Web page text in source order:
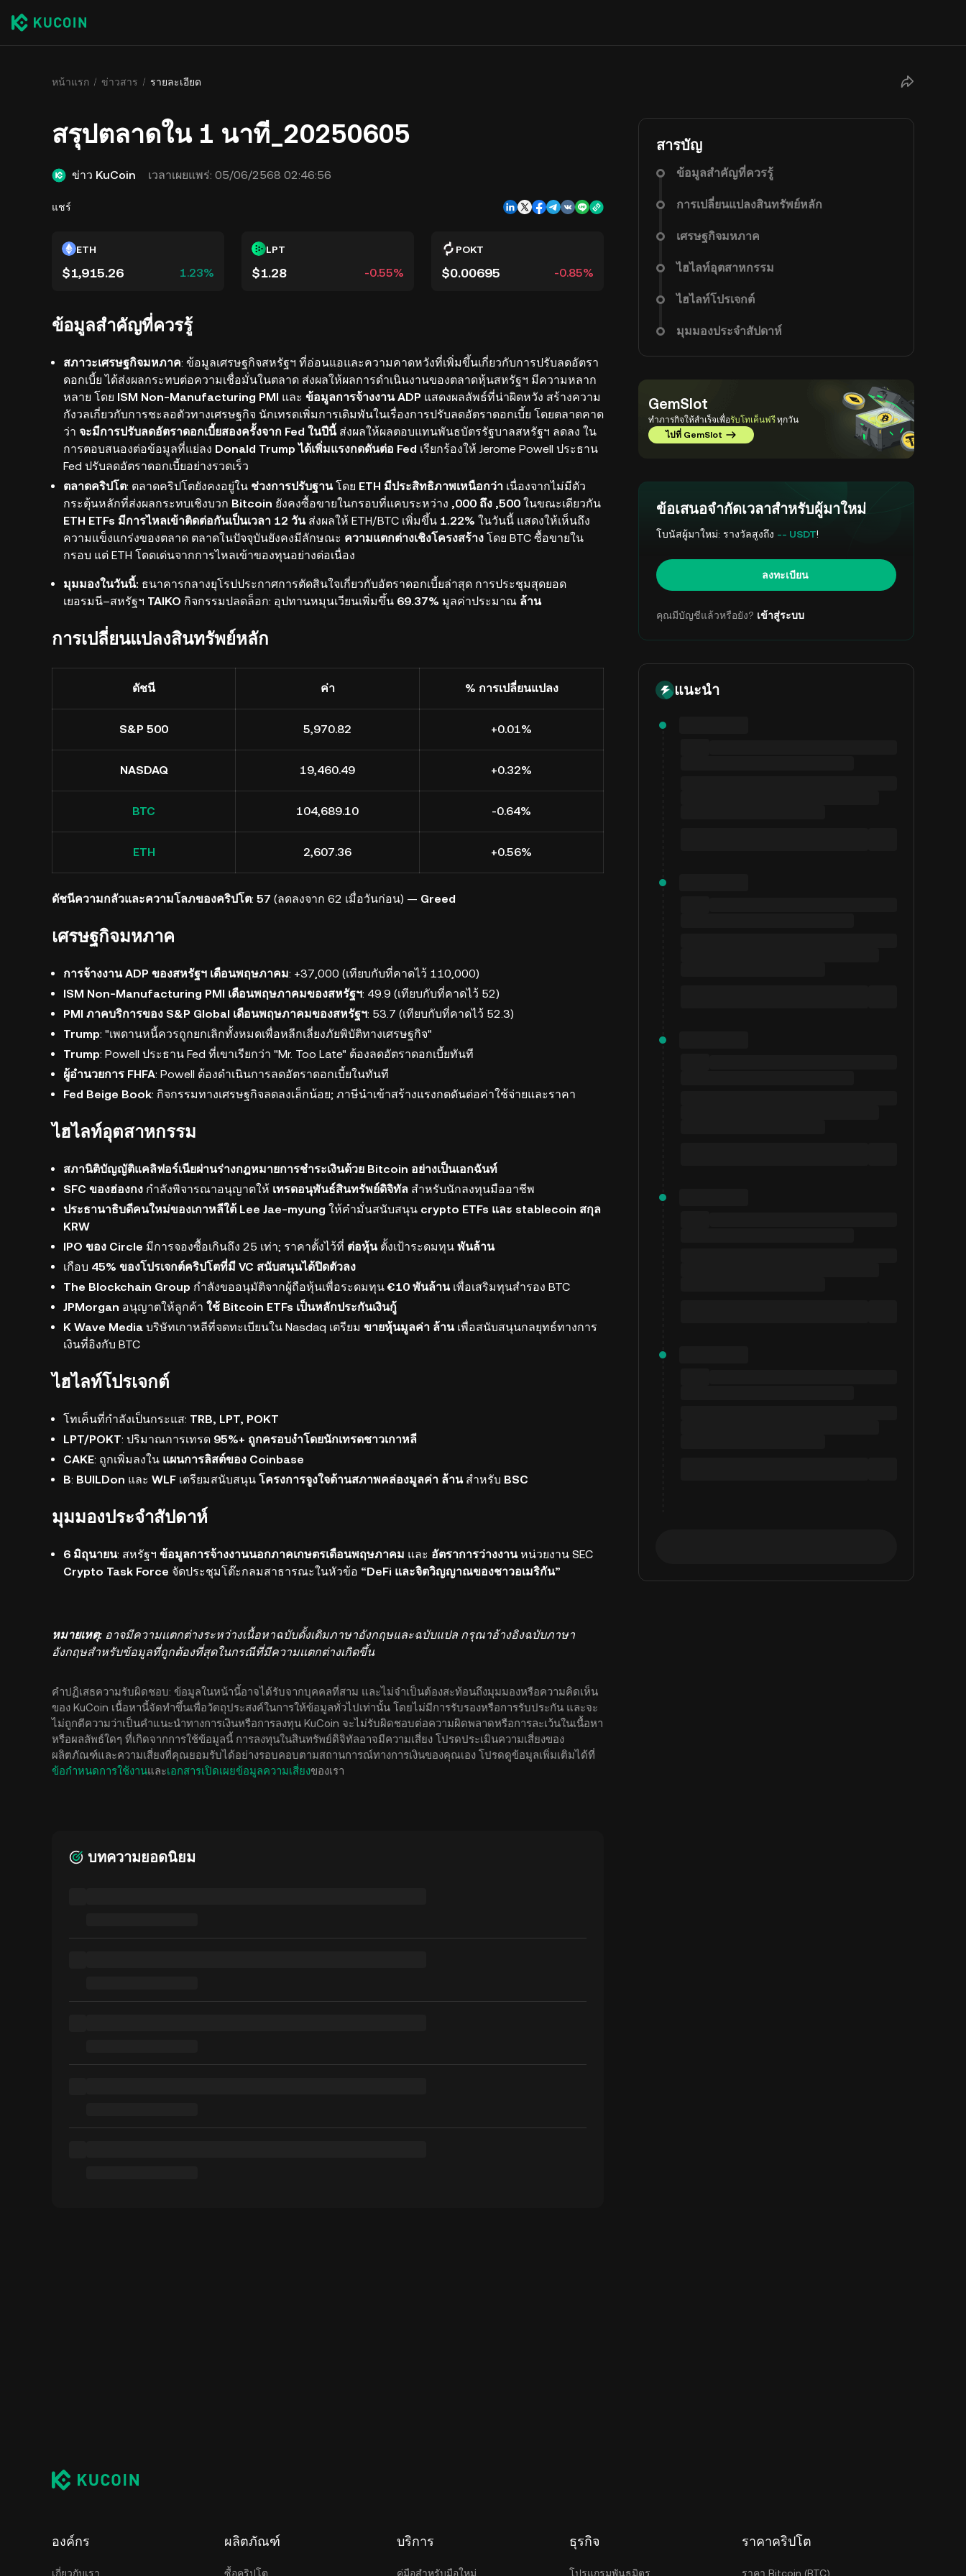
หน้าแรก ข่าวสาร รายละเอียด
สรุปตลาดใน 1 นาที_20250605
ข่าว KuCoin เวลาเผยแพร่: 05/06/2568 02:46:56
แชร์
ETH
$1,915.26 1.23%
LPT
$1.28 -0.55%
POKT
$0.00695 -0.85%
ข้อมูลสำคัญที่ควรรู้
สภาวะเศรษฐกิจมหภาค: ข้อมูลเศรษฐกิจสหรัฐฯ ที่อ่อนแอและความคาดหวังที่เพิ่มขึ้นเกี่ยวกับการปรับลดอัตรา
ดอกเบี้ย ได้ส่งผลกระทบต่อความเชื่อมั่นในตลาด ส่งผลให้ผลการดำเนินงานของตลาดหุ้นสหรัฐฯ มีความหลาก
หลาย โดย ISM Non-Manufacturing PMI และ ข้อมูลการจ้างงาน ADP แสดงผลลัพธ์ที่น่าผิดหวัง สร้างความ
กังวลเกี่ยวกับการชะลอตัวทางเศรษฐกิจ นักเทรดเพิ่มการเดิมพันในเรื่องการปรับลดอัตราดอกเบี้ย โดยตลาดคาด
ว่า จะมีการปรับลดอัตราดอกเบี้ยสองครั้งจาก Fed ในปีนี้ส่งผลให้ผลตอบแทนพันธบัตรรัฐบาลสหรัฐฯ ลดลง ใน
การตอบสนองต่อข้อมูลที่แย่ลง Donald Trump ได้เพิ่มแรงกดดันต่อ Fed เรียกร้องให้ Jerome Powell ประธาน
Fed ปรับลดอัตราดอกเบี้ยอย่างรวดเร็ว
ตลาดคริปโต: ตลาดคริปโตยังคงอยู่ใน ช่วงการปรับฐานโดย ETH มีประสิทธิภาพเหนือกว่า เนื่องจากไม่มีตัว
กระตุ้นหลักที่ส่งผลกระทบเชิงบวก Bitcoin ยังคงซื้อขายในกรอบที่แคบระหว่าง ,000 ถึง ,500 ในขณะเดียวกัน
ETH ETFs มีการไหลเข้าติดต่อกันเป็นเวลา 12 วันส่งผลให้ ETH/BTC เพิ่มขึ้น 1.22% ในวันนี้ แสดงให้เห็นถึง
ความแข็งแกร่งของตลาด ตลาดในปัจจุบันยังคงมีลักษณะ ความแตกต่างเชิงโครงสร้าง โดย BTC ซื้อขายใน
กรอบ แต่ ETH โดดเด่นจากการไหลเข้าของทุนอย่างต่อเนื่อง
มุมมองในวันนี้: ธนาคารกลางยุโรปประกาศการตัดสินใจเกี่ยวกับอัตราดอกเบี้ยล่าสุด การประชุมสุดยอด
เยอรมนี–สหรัฐฯ TAIKO กิจกรรมปลดล็อก: อุปทานหมุนเวียนเพิ่มขึ้น 69.37% มูลค่าประมาณ ล้าน
การเปลี่ยนแปลงสินทรัพย์หลัก
ดัชนี ค่า % การเปลี่ยนแปลง
S&P 500 5,970.82 +0.01%
NASDAQ 19,460.49 +0.32%
BTC 104,689.10 -0.64%
ETH 2,607.36 +0.56%
ดัชนีความกลัวและความโลภของคริปโต: 57 (ลดลงจาก 62 เมื่อวันก่อน) — Greed
เศรษฐกิจมหภาค
การจ้างงาน ADP ของสหรัฐฯ เดือนพฤษภาคม: +37,000 (เทียบกับที่คาดไว้ 110,000)
ISM Non-Manufacturing PMI เดือนพฤษภาคมของสหรัฐฯ: 49.9 (เทียบกับที่คาดไว้ 52)
PMI ภาคบริการของ S&P Global เดือนพฤษภาคมของสหรัฐฯ: 53.7 (เทียบกับที่คาดไว้ 52.3)
Trump: "เพดานหนี้ควรถูกยกเลิกทั้งหมดเพื่อหลีกเลี่ยงภัยพิบัติทางเศรษฐกิจ"
Trump: Powell ประธาน Fed ที่เขาเรียกว่า "Mr. Too Late" ต้องลดอัตราดอกเบี้ยทันที
ผู้อำนวยการ FHFA: Powell ต้องดำเนินการลดอัตราดอกเบี้ยในทันที
Fed Beige Book: กิจกรรมทางเศรษฐกิจลดลงเล็กน้อย; ภาษีนำเข้าสร้างแรงกดดันต่อค่าใช้จ่ายและราคา
ไฮไลท์อุตสาหกรรม
สภานิติบัญญัติแคลิฟอร์เนียผ่านร่างกฎหมายการชำระเงินด้วย Bitcoin อย่างเป็นเอกฉันท์
SFC ของฮ่องกง กำลังพิจารณาอนุญาตให้ เทรดอนุพันธ์สินทรัพย์ดิจิทัล สำหรับนักลงทุนมืออาชีพ
ประธานาธิบดีคนใหม่ของเกาหลีใต้ Lee Jae-myung ให้คำมั่นสนับสนุน crypto ETFs และ stablecoin สกุล
KRW
IPO ของ Circle มีการจองซื้อเกินถึง 25 เท่า; ราคาตั้งไว้ที่ ต่อหุ้นตั้งเป้าระดมทุน พันล้าน
เกือบ 45% ของโปรเจกต์คริปโตที่มี VC สนับสนุนได้ปิดตัวลง
The Blockchain Group กำลังขออนุมัติจากผู้ถือหุ้นเพื่อระดมทุน €10 พันล้านเพื่อเสริมทุนสำรอง BTC
JPMorgan อนุญาตให้ลูกค้า ใช้ Bitcoin ETFs เป็นหลักประกันเงินกู้
K Wave Media บริษัทเกาหลีที่จดทะเบียนใน Nasdaq เตรียม ขายหุ้นมูลค่า ล้านเพื่อสนับสนุนกลยุทธ์ทางการ
เงินที่อิงกับ BTC
ไฮไลท์โปรเจกต์
โทเค็นที่กำลังเป็นกระแส: TRB, LPT, POKT
LPT/POKT: ปริมาณการเทรด 95%+ ถูกครอบงำโดยนักเทรดชาวเกาหลี
CAKE: ถูกเพิ่มลงใน แผนการลิสต์ของ Coinbase
B: BUILDon และ WLF เตรียมสนับสนุน โครงการจูงใจด้านสภาพคล่องมูลค่า ล้านสำหรับ BSC
มุมมองประจำสัปดาห์
6 มิถุนายน: สหรัฐฯ ข้อมูลการจ้างงานนอกภาคเกษตรเดือนพฤษภาคม และ อัตราการว่างงานหน่วยงาน SEC
Crypto Task Force จัดประชุมโต๊ะกลมสาธารณะในหัวข้อ “DeFi และจิตวิญญาณของชาวอเมริกัน”
หมายเหตุ: อาจมีความแตกต่างระหว่างเนื้อหาฉบับดั้งเดิมภาษาอังกฤษและฉบับแปล กรุณาอ้างอิงฉบับภาษา
อังกฤษสำหรับข้อมูลที่ถูกต้องที่สุดในกรณีที่มีความแตกต่างเกิดขึ้น
คำปฏิเสธความรับผิดชอบ: ข้อมูลในหน้านี้อาจได้รับจากบุคคลที่สาม และไม่จำเป็นต้องสะท้อนถึงมุมมองหรือความคิดเห็น
ของ KuCoin เนื้อหานี้จัดทำขึ้นเพื่อวัตถุประสงค์ในการให้ข้อมูลทั่วไปเท่านั้น โดยไม่มีการรับรองหรือการรับประกัน และจะ
ไม่ถูกตีความว่าเป็นคำแนะนำทางการเงินหรือการลงทุน KuCoin จะไม่รับผิดชอบต่อความผิดพลาดหรือการละเว้นในเนื้อหา
หรือผลลัพธ์ใดๆ ที่เกิดจากการใช้ข้อมูลนี้ การลงทุนในสินทรัพย์ดิจิทัลอาจมีความเสี่ยง โปรดประเมินความเสี่ยงของ
ผลิตภัณฑ์และความเสี่ยงที่คุณยอมรับได้อย่างรอบคอบตามสถานการณ์ทางการเงินของคุณเอง โปรดดูข้อมูลเพิ่มเติมได้ที่
ข้อกำหนดการใช้งานและเอกสารเปิดเผยข้อมูลความเสี่ยงของเรา
บทความยอดนิยม
สารบัญ
ข้อมูลสำคัญที่ควรรู้
การเปลี่ยนแปลงสินทรัพย์หลัก
เศรษฐกิจมหภาค
ไฮไลท์อุตสาหกรรม
ไฮไลท์โปรเจกต์
มุมมองประจำสัปดาห์
GemSlot
ทำภารกิจให้สำเร็จเพื่อรับโทเค็นฟรีทุกวัน
ไปที่ GemSlot
ข้อเสนอจำกัดเวลาสำหรับผู้มาใหม่
โบนัสผู้มาใหม่: รางวัลสูงถึง -- USDT!
ลงทะเบียน
คุณมีบัญชีแล้วหรือยัง? เข้าสู่ระบบ
แนะนำ
องค์กร
เกี่ยวกับเรา
ผลิตภัณฑ์
ซื้อคริปโต
บริการ
คู่มือสำหรับมือใหม่
ธุรกิจ
โปรแกรมพันธมิตร
ราคาคริปโต
ราคา Bitcoin (BTC)